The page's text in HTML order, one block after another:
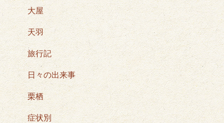
大屋
天羽
旅行記
日々の出来事
栗栖
症状別